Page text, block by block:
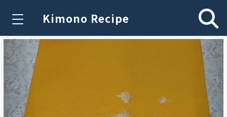
Kimono Recipe
Previous